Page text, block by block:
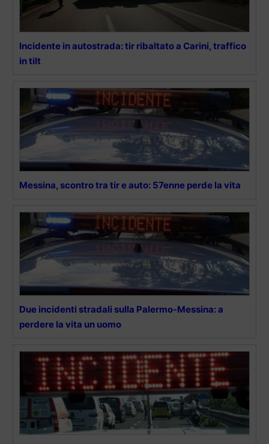
Incidente in autostrada: tir ribaltato a Carini, traffico
in tilt
Messina, scontro tra tir e auto: 57enne perde la vita
Due incidenti stradali sulla Palermo-Messina: a
perdere la vita un uomo